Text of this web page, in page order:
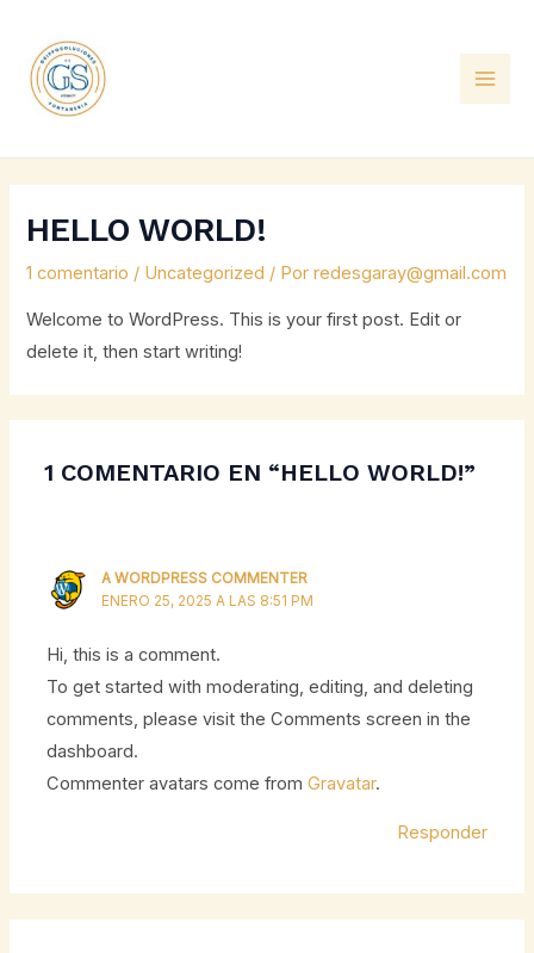
contenido
HELLO WORLD!
1 comentario / Uncategorized / Porredesgaray@gmail.com
Welcome to WordPress. This is your first post. Edit or
delete it, then start writing!
1 COMENTARIO EN “HELLO WORLD!”
A WORDPRESS COMMENTER
ENERO 25, 2025 A LAS 8:51 PM
Hi, this is a comment.
To get started with moderating, editing, and deleting
comments, please visit the Comments screen in the
dashboard.
Commenter avatars come fromGravatar.
Responder